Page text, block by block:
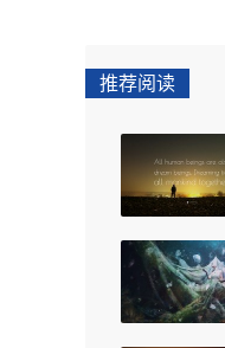
推荐阅读